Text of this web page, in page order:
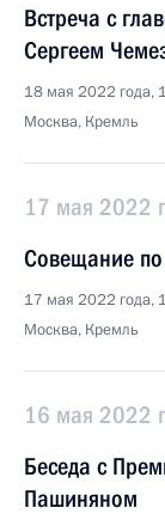
Встреча с
Сергеем
18 мая 2022 года,
Москва, Кремль
17 мая 2022
Совещание
17 мая 2022 года,
Москва, Кремль
16 мая 2022
Беседа с
Пашиняном